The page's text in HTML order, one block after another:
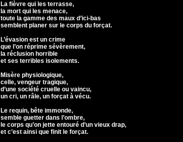
La fièvre qui les terrasse,
la mort qui les menace,
toute la gamme des maux d’ici-bas
semblent planer sur le corps du forçat.
L’évasion est un crime
que l’on réprime sévèrement,
la réclusion horrible
et ses terribles isolements.
Misère physiologique,
celle, vengeur tragique,
d’une société cruelle ou vaincu,
un cri, un râle, un forçat à vécu.
Le requin, bête immonde,
semble guetter dans l’ombre,
le corps qu’on jette entouré d’un vieux drap,
et c’est ainsi que finit le forçat.